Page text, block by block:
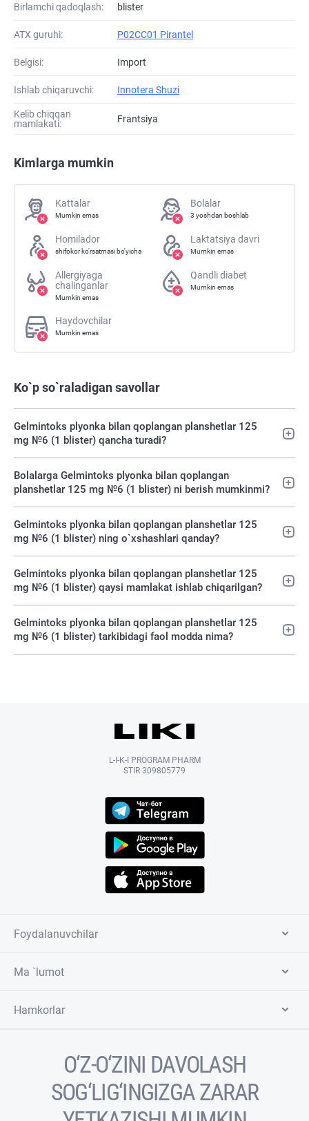
Birlamchi qadoqlash: blister
ATХ guruhi: P02CC01 Pirantel
Belgisi: Import
Ishlab chiqaruvchi: Innotera Shuzi
Kelib chiqqan
mamlakati:
Frantsiya
Kimlarga mumkin
Kattalar
Mumkin emas
Bolalar
3 yoshdan boshlab
Homilador
shifokor ko'rsatmasi bo'yicha
Laktatsiya davri
Mumkin emas
Allergiyaga
chalinganlar
Mumkin emas
Qandli diabet
Mumkin emas
Haydovchilar
Mumkin emas
Ko`p so`raladigan savollar
Gelmintoks plyonka bilan qoplangan planshetlar 125
mg №6 (1 blister) qancha turadi?
Bolalarga Gelmintoks plyonka bilan qoplangan
planshetlar 125 mg №6 (1 blister) ni berish mumkinmi?
Gelmintoks plyonka bilan qoplangan planshetlar 125
mg №6 (1 blister) ning o`xshashlari qanday?
Gelmintoks plyonka bilan qoplangan planshetlar 125
mg №6 (1 blister) qaysi mamlakat ishlab chiqarilgan?
Gelmintoks plyonka bilan qoplangan planshetlar 125
mg №6 (1 blister) tarkibidagi faol modda nima?
L-I-K-I PROGRAM PHARM
STIR 309805779
Foydalanuvchilar
Ma `lumot
Hamkorlar
O‘Z-O‘ZINI DAVOLASH
SOG‘LIG‘INGIZGA ZARAR